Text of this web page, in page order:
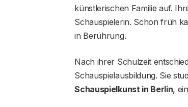
künstlerischen Familie auf.
Schauspielerin. Schon früh
in Berührung.
Nach ihrer Schulzeit
Schauspielausbildung. Sie
Schauspielkunst in Berlin,